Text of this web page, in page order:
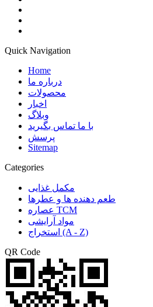
Quick Navigation
Home
درباره ما
محصولات
اخبار
وبلاگ
با ما تماس بگیرید
پرسش
Sitemap
Categories
مکمل غذایی
طعم دهنده ها و عطرها
عصاره TCM
مواد آرایشی
استخراج (A - Z)
QR Code